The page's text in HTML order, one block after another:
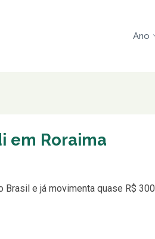
Ano
em Roraima
Brasil e já movimenta quase R$ 300